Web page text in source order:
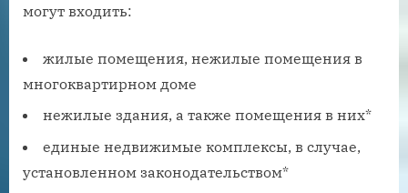
могут входить:
жилые помещения, нежилые помещения в
многоквартирном доме
нежилые здания, а также помещения в них*
единые недвижимые комплексы, в случае,
установленном законодательством*